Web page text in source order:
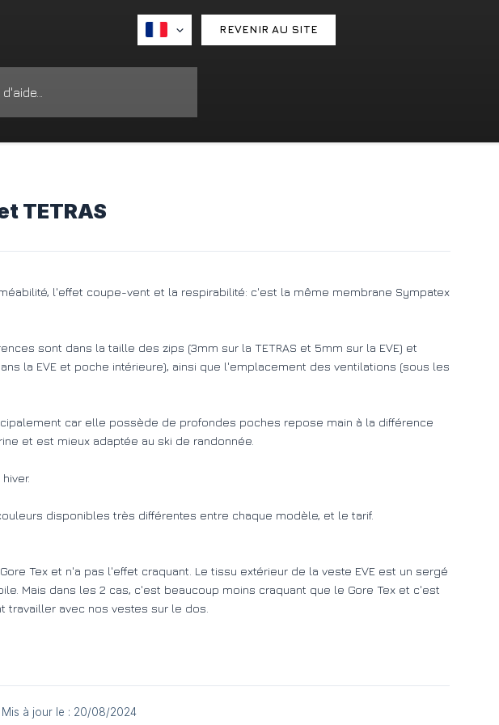
REVENIR AU SITE
TETRAS
l'effet coupe-vent et la respirabilité: c'est la même membrane Sympatex
sont dans la taille des zips (3mm sur la TETRAS et 5mm sur la EVE) et
la EVE et poche intérieure), ainsi que l'emplacement des ventilations (sous les
car elle possède de profondes poches repose main à la différence
et est mieux adaptée au ski de randonnée.
disponibles très différentes entre chaque modèle, et le tarif.
Tex et n'a pas l'effet craquant. Le tissu extérieur de la veste EVE est un sergé
Mais dans les 2 cas, c'est beaucoup moins craquant que le Gore Tex et c'est
avec nos vestes sur le dos.
Mis à jour le : 20/08/2024